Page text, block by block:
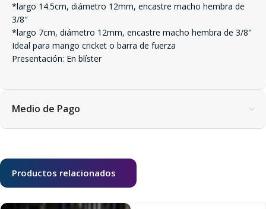
*largo 14.5cm, diámetro 12mm, encastre macho hembra de
3/8″
*largo 7cm, diámetro 12mm, encastre macho hembra de 3/8″
Ideal para mango cricket o barra de fuerza
Presentación: En blíster
Medio de Pago
Productos relacionados